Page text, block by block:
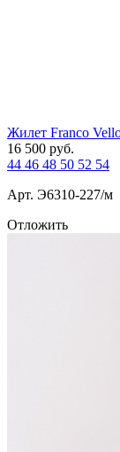
Жилет Franco
16 500 руб.
44 46 48 50 52 54
Арт. Э6310-227/м
Отложить